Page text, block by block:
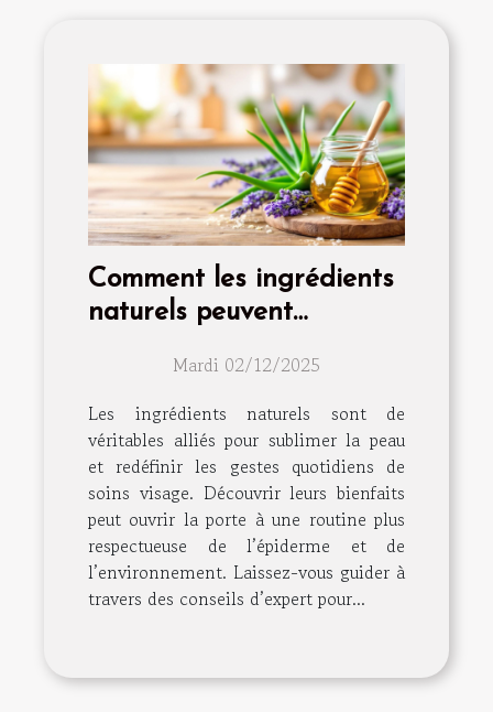
Comment les ingrédients
naturels peuvent
de soins visage
Mardi 02/12/2025
Les ingrédients naturels sont de
véritables alliés pour sublimer la peau
et redéfinir les gestes quotidiens de
soins visage. Découvrir leurs bienfaits
peut ouvrir la porte à une routine plus
respectueuse de l’épiderme et de
l’environnement. Laissez-vous guider à
travers des conseils d’expert pour...